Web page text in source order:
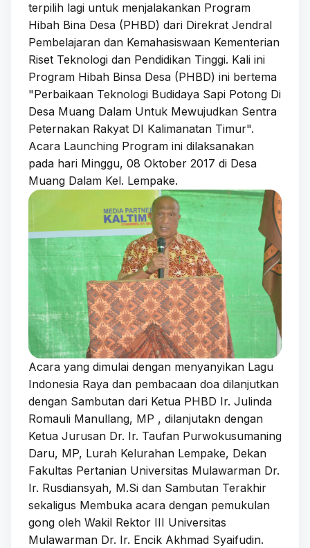
terpilih lagi untuk menjalakankan Program
Hibah Bina Desa (PHBD) dari Direkrat Jendral
Pembelajaran dan Kemahasiswaan Kementerian
Riset Teknologi dan Pendidikan Tinggi. Kali ini
Program Hibah Binsa Desa (PHBD) ini bertema
"Perbaikaan Teknologi Budidaya Sapi Potong Di
Desa Muang Dalam Untuk Mewujudkan Sentra
Peternakan Rakyat DI Kalimanatan Timur".
Acara Launching Program ini dilaksanakan
pada hari Minggu, 08 Oktober 2017 di Desa
Muang Dalam Kel. Lempake.
Acara yang dimulai dengan menyanyikan Lagu
Indonesia Raya dan pembacaan doa dilanjutkan
dengan Sambutan dari Ketua PHBD Ir. Julinda
Romauli Manullang, MP , dilanjutakn dengan
Ketua Jurusan Dr. Ir. Taufan Purwokusumaning
Daru, MP, Lurah Kelurahan Lempake, Dekan
Fakultas Pertanian Universitas Mulawarman Dr.
Ir. Rusdiansyah, M.Si dan Sambutan Terakhir
sekaligus Membuka acara dengan pemukulan
gong oleh Wakil Rektor III Universitas
Mulawarman Dr. Ir. Encik Akhmad Syaifudin.